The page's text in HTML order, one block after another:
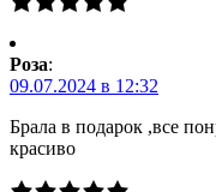
Роза:
09.07.2024 в 12:32
Брала в подарок ,все
красиво